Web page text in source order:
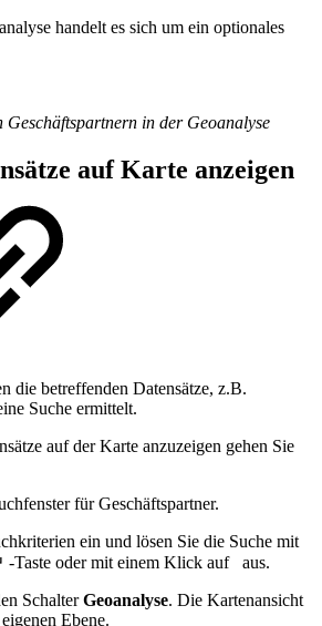
handelt es sich um ein optionales
in der Geoanalyse
auf Karte anzeigen
die betreffenden Datensätze, z.B.
Suche ermittelt.
auf der Karte anzuzeigen gehen Sie
für Geschäftspartner.
ein und lösen Sie die Suche mit
-Taste oder mit einem Klick auf
aus.
SchalterGeoanalyse. Die Kartenansicht
Ebene.